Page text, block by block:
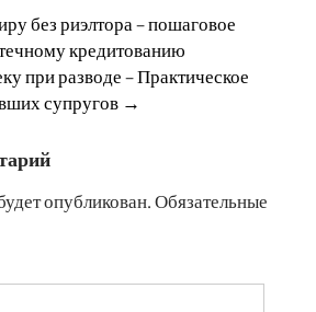
без риэлтора – пошаговое
кредитованию
при разводе – Практическое
супругов →
опубликован.Обязательные